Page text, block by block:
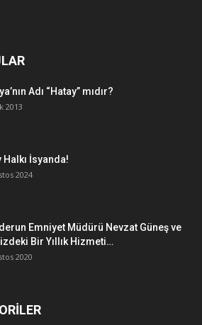
Adı “Hatay” mıdır?
2013
Halkı İsyanda!
2024
Emniyet Müdürü Nevzat Güneş ve
Bir Yıllık Hizmeti…
2020